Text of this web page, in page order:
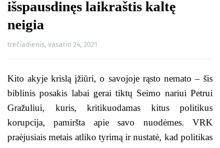
išspausdinęs laikraštis kaltę
neigia
trečiadienis, vasario 24, 2021
Kito akyje krislą įžiūri, o savojoje rąsto nemato – šis
biblinis posakis labai gerai tiktų Seimo nariui Petrui
Gražuliui, kuris, kritikuodamas kitus politikus
korupcija, pamiršta apie savo nuodėmes. VRK
praėjusiais metais atliko tyrimą ir nustatė, kad politikas